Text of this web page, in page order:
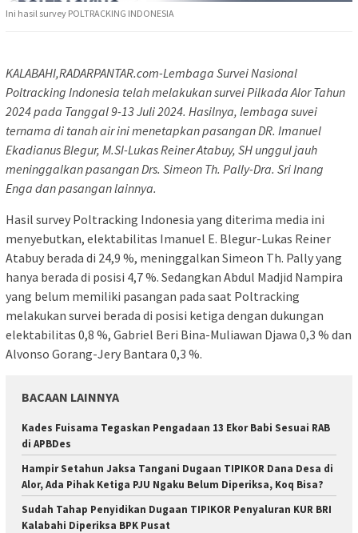
Ini hasil survey POLTRACKING INDONESIA
KALABAHI,RADARPANTAR.com-Lembaga Survei Nasional
Poltracking Indonesia telah melakukan survei Pilkada Alor Tahun
2024 pada Tanggal 9-13 Juli 2024. Hasilnya, lembaga suvei
ternama di tanah air ini menetapkan pasangan DR. Imanuel
Ekadianus Blegur, M.SI-Lukas Reiner Atabuy, SH unggul jauh
meninggalkan pasangan Drs. Simeon Th. Pally-Dra. Sri Inang
Enga dan pasangan lainnya.
Hasil survey Poltracking Indonesia yang diterima media ini
menyebutkan, elektabilitas Imanuel E. Blegur-Lukas Reiner
Atabuy berada di 24,9 %, meninggalkan Simeon Th. Pally yang
hanya berada di posisi 4,7 %. Sedangkan Abdul Madjid Nampira
yang belum memiliki pasangan pada saat Poltracking
melakukan survei berada di posisi ketiga dengan dukungan
elektabilitas 0,8 %, Gabriel Beri Bina-Muliawan Djawa 0,3 % dan
Alvonso Gorang-Jery Bantara 0,3 %.
BACAAN LAINNYA
Kades Fuisama Tegaskan Pengadaan 13 Ekor Babi Sesuai RAB
di APBDes
Hampir Setahun Jaksa Tangani Dugaan TIPIKOR Dana Desa di
Alor, Ada Pihak Ketiga PJU Ngaku Belum Diperiksa, Koq Bisa?
Sudah Tahap Penyidikan Dugaan TIPIKOR Penyaluran KUR BRI
Kalabahi Diperiksa BPK Pusat